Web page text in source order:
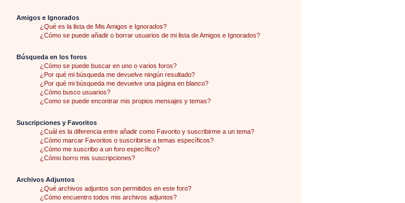
Amigos e Ignorados
¿Qué es la lista de Mis Amigos e Ignorados?
¿Cómo se puede añadir o borrar usuarios de mi lista de Amigos e Ignorados?
Búsqueda en los foros
¿Cómo se puede buscar en uno o varios foros?
¿Por qué mi búsqueda me devuelve ningún resultado?
¿Por qué mi búsqueda me devuelve una página en blanco?
¿Cómo busco usuarios?
¿Como se puede encontrar mis propios mensajes y temas?
Suscripciones y Favoritos
¿Cuál es la diferencia entre añadir como Favorito y suscribirme a un tema?
¿Cómo marcar Favoritos o suscribirse a temas específicos?
¿Cómo me suscribo a un foro específico?
¿Cómo borro mis suscripciones?
Archivos Adjuntos
¿Qué archivos adjuntos son permitidos en este foro?
¿Cómo encuentro todos mis archivos adjuntos?